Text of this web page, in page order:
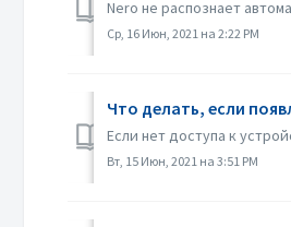
Nero не распознает
Ср, 16 Июн, 2021 на 2:22 PM
Что делать, если
Если нет доступа к
Вт, 15 Июн, 2021 на 3:51 PM